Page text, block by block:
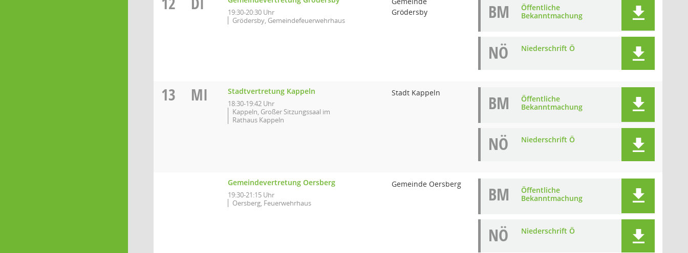
19:30-20:30 Uhr
Grödersby, Gemeindefeuerwehrhaus
Grödersby
BM
Öffentliche
Bekanntmachung
NÖ Niederschrift Ö
13 MI Stadtvertretung Kappeln
18:30-19:42 Uhr
Kappeln, Großer Sitzungssaal im
Rathaus Kappeln
Stadt Kappeln BM
Öffentliche
Bekanntmachung
NÖ Niederschrift Ö
Gemeindevertretung Oersberg
19:30-21:15 Uhr
Oersberg, Feuerwehrhaus
Gemeinde Oersberg BM
Öffentliche
Bekanntmachung
NÖ Niederschrift Ö